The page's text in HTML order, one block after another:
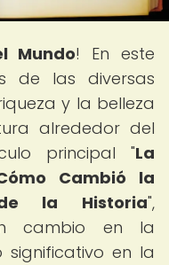
Mundo! En este
de las diversas
y la belleza
alrededor del
principal "La
Cambió la
la Historia",
cambio en la
en la